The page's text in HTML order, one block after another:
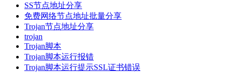
SS节点地址分享
免费网络节点地址批量分享
Trojan节点地址分享
trojan
Trojan脚本
Trojan脚本运行报错
Trojan脚本运行提示SSL证书错误